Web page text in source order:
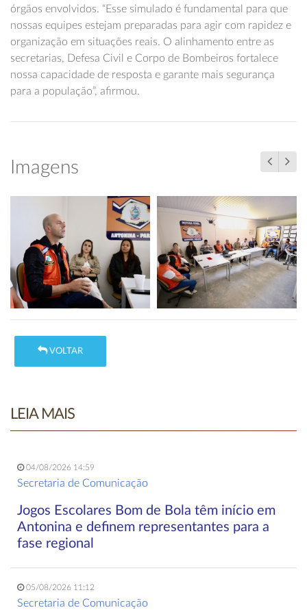
órgãos envolvidos. “Esse simulado é fundamental para que
nossas equipes estejam preparadas para agir com rapidez e
organização em situações reais. O alinhamento entre as
secretarias, Defesa Civil e Corpo de Bombeiros fortalece
nossa capacidade de resposta e garante mais segurança
para a população”, afirmou.
Imagens
VOLTAR
LEIA MAIS
04/08/2026 14:59
Secretaria de Comunicação
Jogos Escolares Bom de Bola têm início em
Antonina e definem representantes para a
fase regional
05/08/2026 11:12
Secretaria de Comunicação